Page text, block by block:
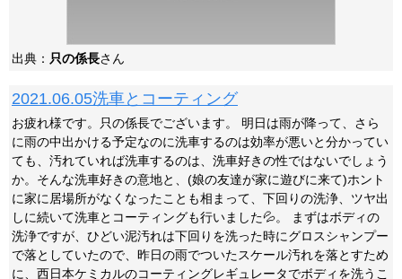
出典： 只の係長さん
2021.06.05洗車とコーティング
お疲れ様です。只の係長でございます。 明日は雨が降って、さら
に雨の中出かける予定なのに洗車するのは効率が悪いと分かってい
ても、汚れていれば洗車するのは、洗車好きの性ではないでしょう
か。そんな洗車好きの意地と、(娘の友達が家に遊びに来て)ホント
に家に居場所がなくなったことも相まって、下回りの洗浄、ツヤ出
しに続いて洗車とコーティングも行いました💦。 まずはボディの
洗浄ですが、ひどい泥汚れは下回りを洗った時にグロスシャンプー
で落としていたので、昨日の雨でついたスケール汚れを落とすため
に、西日本ケミカルのコーティングレギュレータでボディを洗うこ